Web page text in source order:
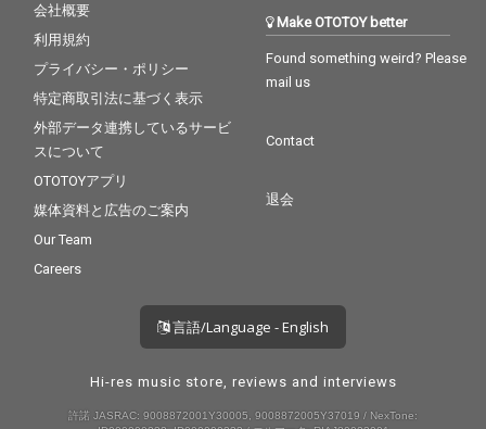
会社概要
利用規約
プライバシー・ポリシー
特定商取引法に基づく表示
外部データ連携しているサービ
スについて
OTOTOYアプリ
媒体資料と広告のご案内
Our Team
Careers
Make OTOTOY better
Found something weird? Please
mail us
Contact
退会
言語/Language - English
Hi-res music store, reviews and interviews
許諾 JASRAC: 9008872001Y30005, 9008872005Y37019 / NexTone: